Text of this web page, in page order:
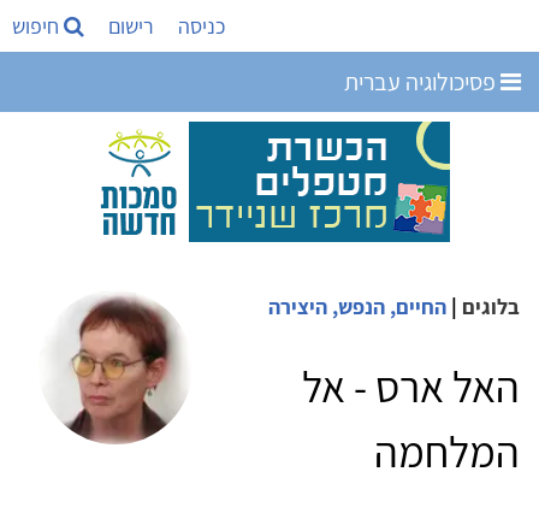
כניסה רישום חיפוש
פסיכולוגיה עברית
בלוגים | החיים, הנפש, היצירה
האל ארס - אל
המלחמה